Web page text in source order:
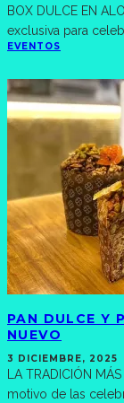
BOX DULCE EN
exclusiva para
EVENTOS
PAN DULCE Y
NUEVO
3 DICIEMBRE, 2025
LA TRADICIÓN
motivo de las